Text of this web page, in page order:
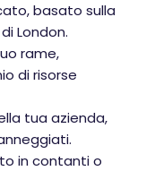
basato sulla
London.
rame,
di risorse
tua azienda,
in contanti o